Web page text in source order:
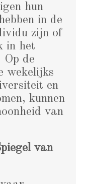
hun
in de
zijn of
in het
Op de
wekelijks
en
kunnen
van
van